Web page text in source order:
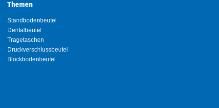
Themen
Standbodenbeutel
Dentalbeutel
Tragetaschen
Druckverschlussbeutel
Blockbodenbeutel